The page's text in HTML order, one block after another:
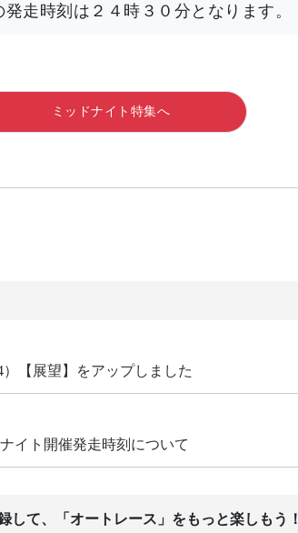
走時刻は２４時３０分となります。
ミッドナイト特集へ
【展望】をアップしました
イト開催発走時刻について
して、「オートレース」をもっと楽しもう！